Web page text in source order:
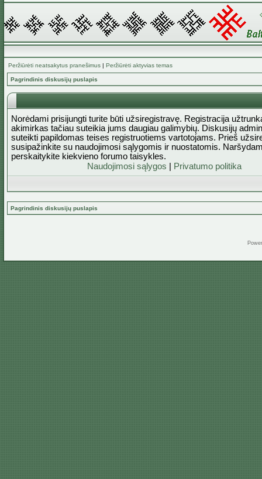
Peržiūrėti neatsakytus pranešimus | Peržiūrėti aktyvias temas
Pagrindinis diskusijų puslapis
Norėdami prisijungti turite būti užsiregistravę. Registracija
akimirkas tačiau suteikia jums daugiau galimybių. Diskusijų
suteikti papildomas teises registruotiems vartotojams. Prieš
susipažinkite su naudojimosi sąlygomis ir nuostatomis.
perskaitykite kiekvieno forumo taisykles.
Naudojimosi sąlygos
Privatumo politika
Pagrindinis diskusijų puslapis